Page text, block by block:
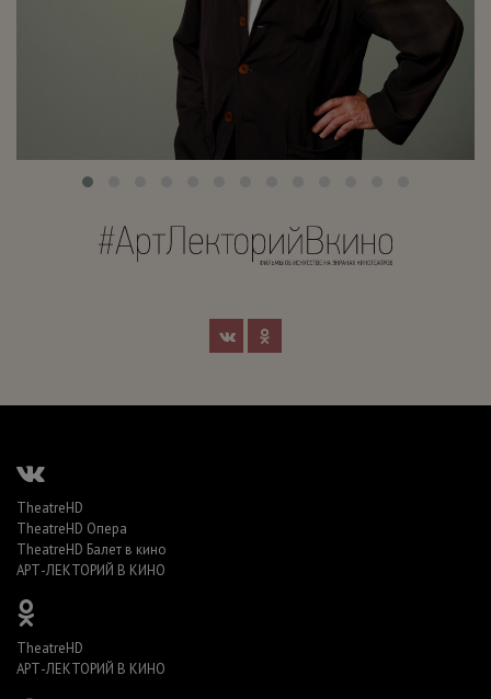
TheatreHD
TheatreHD Опера
TheatreHD Балет в кино
АРТ-ЛЕКТОРИЙ В КИНО
TheatreHD
АРТ-ЛЕКТОРИЙ В КИНО